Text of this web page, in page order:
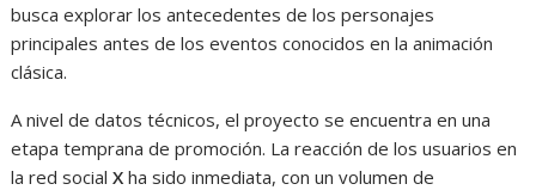
busca explorar los antecedentes de los personajes
principales antes de los eventos conocidos en la animación
clásica.
A nivel de datos técnicos, el proyecto se encuentra en una
etapa temprana de promoción. La reacción de los usuarios en
la red socialX ha sido inmediata, con un volumen de